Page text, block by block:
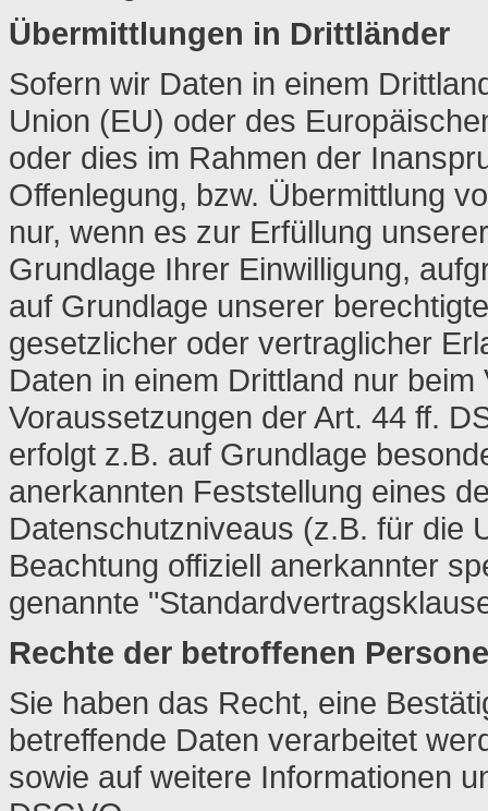
Übermittlungen in Drittländer
Sofern wir Daten in einem
Union (EU) oder des
oder dies im Rahmen der
Offenlegung, bzw. Übermittlung
nur, wenn es zur Erfüllung
Grundlage Ihrer Einwilligung,
auf Grundlage unserer
gesetzlicher oder vertraglicher
Daten in einem Drittland nur
Voraussetzungen der Art. 44 ff.
erfolgt z.B. auf Grundlage
anerkannten Feststellung eines
Datenschutzniveaus (z.B. für die
Beachtung offiziell anerkannter
genannte
Rechte der betroffenen
Sie haben das Recht, eine
betreffende Daten verarbeitet
sowie auf weitere Informationen